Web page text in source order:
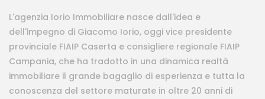
L'agenzia Iorio Immobiliare nasce dall'idea e
dell'impegno di Giacomo Iorio, oggi vice presidente
provinciale FIAIP Caserta e consigliere regionale FIAIP
Campania, che ha tradotto in una dinamica realtà
immobiliare il grande bagaglio di esperienza e tutta la
conoscenza del settore maturate in oltre 20 anni di